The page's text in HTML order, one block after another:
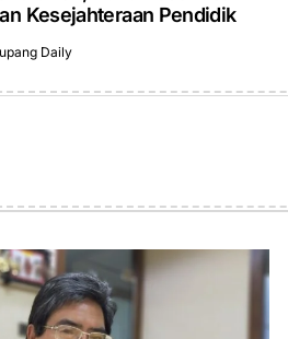
Kesejahteraan Pendidik
Daily